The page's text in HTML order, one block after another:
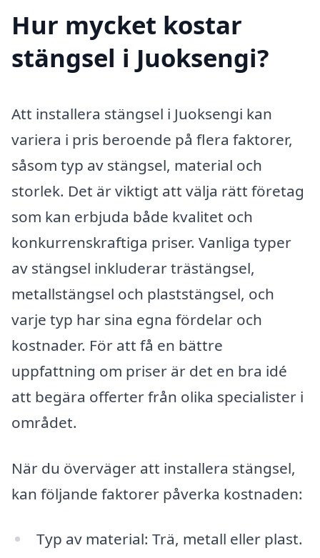
Hur mycket kostar
stängsel i Juoksengi?
Att installera stängsel i Juoksengi kan
variera i pris beroende på flera faktorer,
såsom typ av stängsel, material och
storlek. Det är viktigt att välja rätt företag
som kan erbjuda både kvalitet och
konkurrenskraftiga priser. Vanliga typer
av stängsel inkluderar trästängsel,
metallstängsel och plaststängsel, och
varje typ har sina egna fördelar och
kostnader. För att få en bättre
uppfattning om priser är det en bra idé
att begära offerter från olika specialister i
området.
När du överväger att installera stängsel,
kan följande faktorer påverka kostnaden:
Typ av material: Trä, metall eller plast.